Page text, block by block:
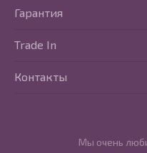
Мы очень
Гарантия
Trade In
Контакты